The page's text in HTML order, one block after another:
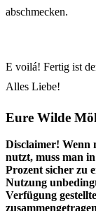
abschmecken.
E voilá! Fertig ist
Alles Liebe!
Eure Wilde
Disclaimer! Wenn
nutzt, muss man
Prozent sicher zu
Nutzung
Verfügung